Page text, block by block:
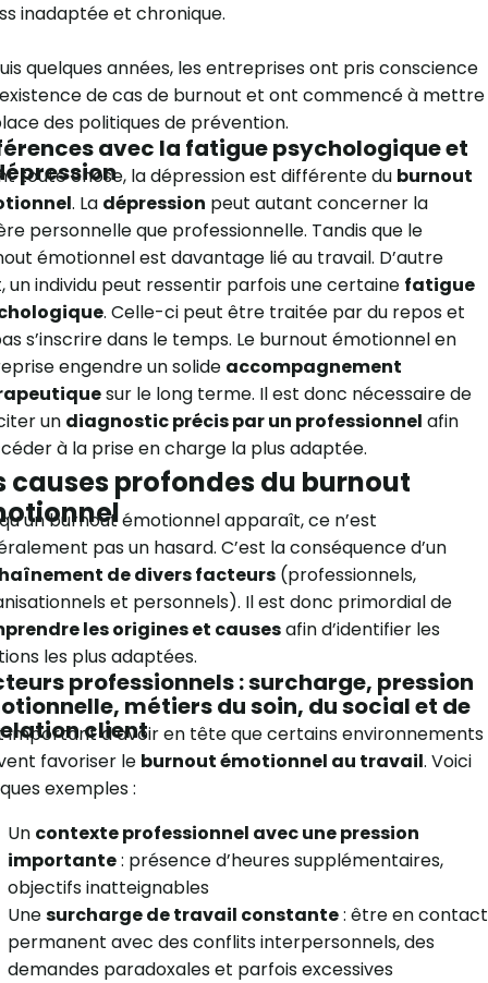
inadaptée et chronique.
quelques années, les entreprises ont pris conscience
de cas de burnout et ont commencé à mettre
des politiques de prévention.
avec la fatigue psychologique et
toute chose, la dépression est différente du burnout
. La dépression peut autant concerner la
personnelle que professionnelle. Tandis que le
émotionnel est davantage lié au travail. D’autre
un individu peut ressentir parfois une certaine fatigue
. Celle-ci peut être traitée par du repos et
s’inscrire dans le temps. Le burnout émotionnel en
engendre un solide accompagnement
sur le long terme. Il est donc nécessaire de
un diagnostic précis par un professionnel afin
à la prise en charge la plus adaptée.
causes profondes du burnout
burnout émotionnel apparaît, ce n’est
pas un hasard. C’est la conséquence d’un
de divers facteurs(professionnels,
et personnels). Il est donc primordial de
les origines et causesafin d’identifier les
les plus adaptées.
professionnels : surcharge, pression
métiers du soin, du social et de
client
important d’avoir en tête que certains environnements
favoriser le burnout émotionnel au travail. Voici
exemples :
Un contexte professionnel avec une pression
importante: présence d’heures supplémentaires,
objectifs inatteignables
Unesurcharge de travail constante: être en contact
permanent avec des conflits interpersonnels, des
demandes paradoxales et parfois excessives